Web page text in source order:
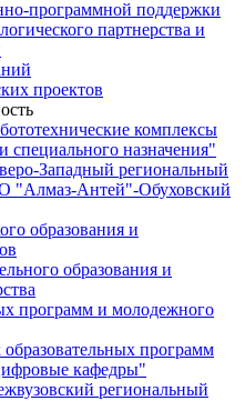
программной поддержки
партнерства и
проектов
комплексы
специального назначения"
Западный региональный
"Алмаз-Антей"-Обуховский
образования и
образования и
программ и молодежного
программ
кафедры"
региональный